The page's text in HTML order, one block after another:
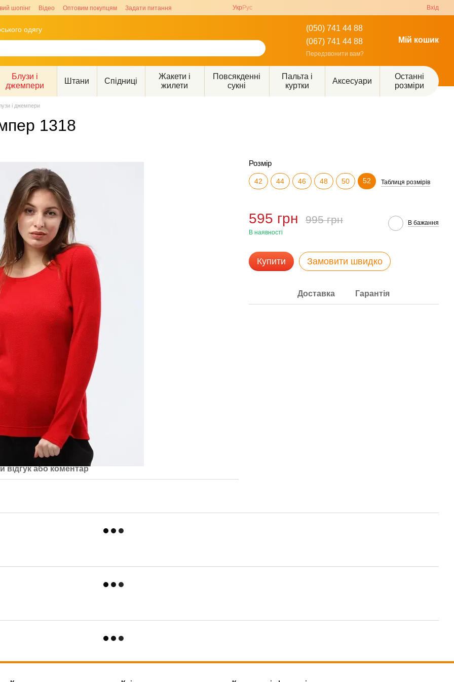
шопінг Відео Оптовим покупцям Задати питання Укр Рус Вхід
одягу
(050) 741 44 88
(067) 741 44 88
Передзвонити вам?
Мій кошик
Блузи і
джемпери
Штани Спідниці
Жакети і
жилети
Повсякденні
сукні
Пальта і
куртки
Аксесуари
Останні
розміри
і джемпери
1318
відгук або коментар
Розмір
42 44 46 48 50 52 Таблиця розмірів
595 грн 995 грн
В наявності
В бажання
Купити Замовити швидко
Доставка Гарантія